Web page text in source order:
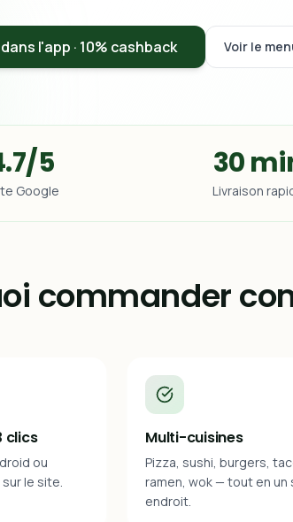
l'app · 10% cashback Voir le
5
Google
30
Livraison
commander
clics
ou
le site.
Multi-cuisines
Pizza, sushi, burgers,
ramen, wok — tout en un
endroit.